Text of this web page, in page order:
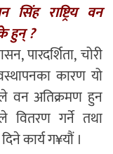
राष्ट्रिय वन
हुन् ?
पारदर्शिता, चोरी
कारण यो
वन अतिक्रमण हुन
वितरण गर्ने तथा
कार्य ग¥यौं ।